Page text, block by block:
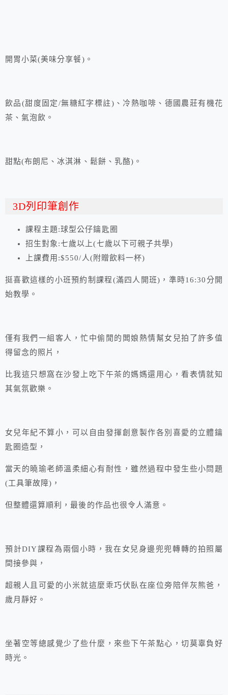
開胃小菜(美味分享餐)。
飲品(甜度固定/無糖紅字標註)、冷熱咖啡、德國農莊有機花
茶、氣泡飲。
甜點(布朗尼、冰淇淋、鬆餅、乳酪)。
3D列印筆創作
課程主題:球型公仔鑰匙圈
招生對象:七歲以上(七歲以下可親子共學)
上課費用:$550/人(附贈飲料一杯)
挺喜歡這樣的小班預約制課程(滿四人開班)，準時16:30分開
始教學。
僅有我們一組客人，忙中偷閒的闆娘熱情幫女兒拍了許多值
得留念的照片，
比我這只想窩在沙發上吃下午茶的媽媽還用心，看表情就知
其氣氛歡樂。
女兒年紀不算小，可以自由發揮創意製作各別喜愛的立體鑰
匙圈造型，
當天的曉瑜老師溫柔細心有耐性，雖然過程中發生些小問題
(工具筆故障)，
但整體還算順利，最後的作品也很令人滿意。
預計DIY課程為兩個小時，我在女兒身邊兜兜轉轉的拍照屬
間接參與，
超親人且可愛的小米就這麼乖巧伏臥在座位旁陪伴灰熊爸，
歲月靜好。
坐著空等總感覺少了些什麼，來些下午茶點心，切莫辜負好
時光。